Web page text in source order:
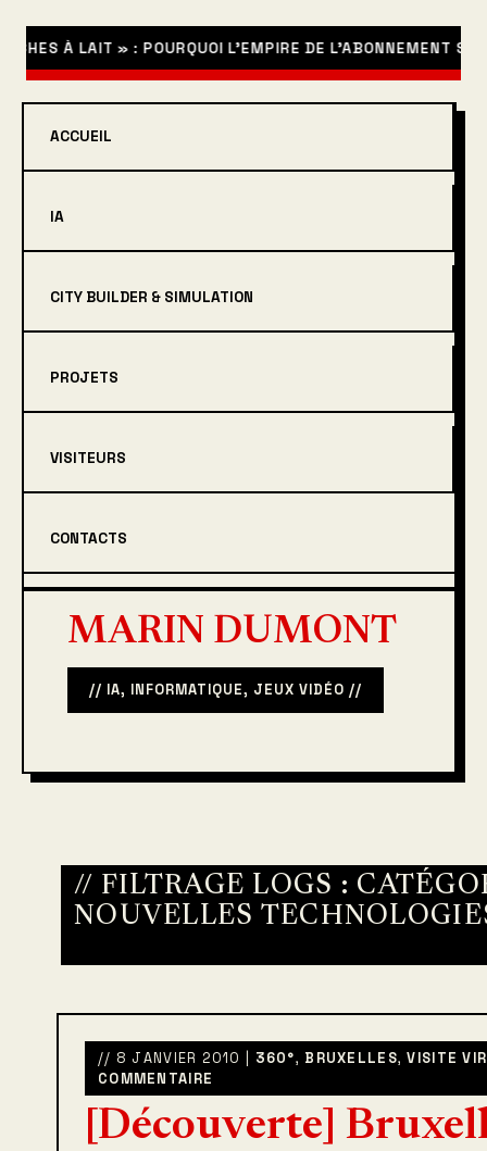
LAIT » : POURQUOI L’EMPIRE DE L’ABONNEMENT S’ÉCROULE
ACCUEIL
IA
CITY BUILDER & SIMULATION
PROJETS
VISITEURS
CONTACTS
MARIN DUMONT
// IA, INFORMATIQUE, JEUX VIDÉO //
// FILTRAGE LOGS :
NOUVELLES
// 8 JANVIER 2010 | 360°, BRUXELLES,VISITE
COMMENTAIRE
[Découverte]